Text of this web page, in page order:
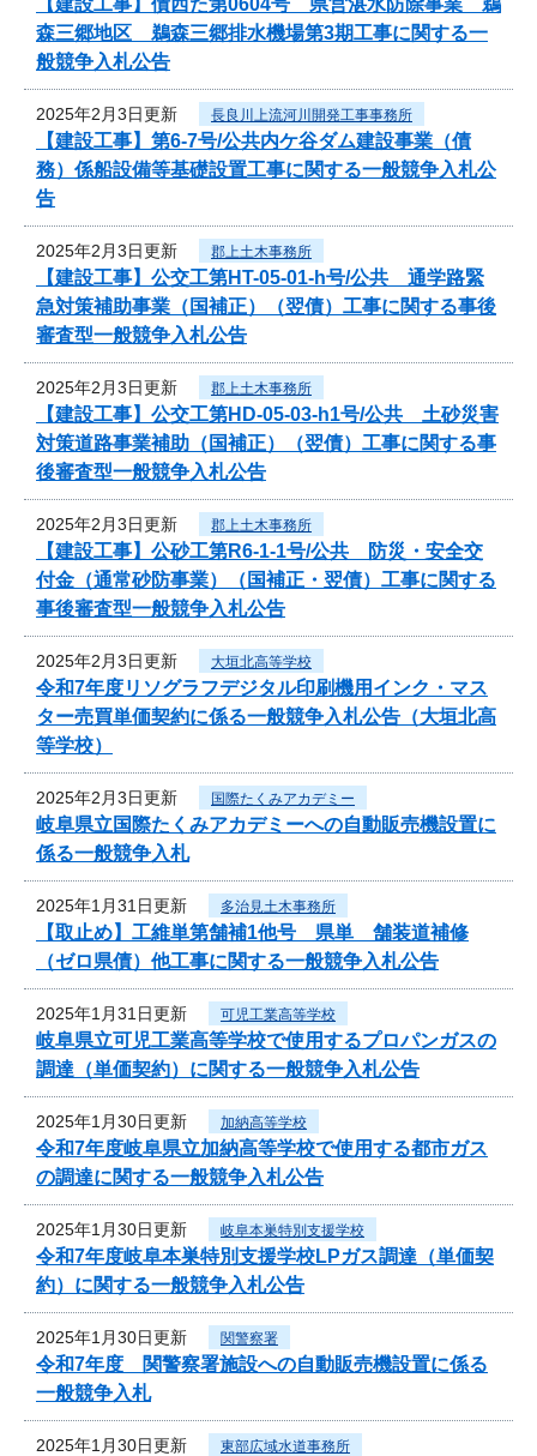
森三郷地区 鵜森三郷排水機場第3期工事に関する一
般競争入札公告
2025年2月3日更新 長良川上流河川開発工事事務所
【建設工事】第6-7号/公共内ケ谷ダム建設事業（債
務）係船設備等基礎設置工事に関する一般競争入札公
告
2025年2月3日更新 郡上土木事務所
【建設工事】公交工第HT-05-01-h号/公共 通学路緊
急対策補助事業（国補正）（翌債）工事に関する事後
審査型一般競争入札公告
2025年2月3日更新 郡上土木事務所
【建設工事】公交工第HD-05-03-h1号/公共 土砂災害
対策道路事業補助（国補正）（翌債）工事に関する事
後審査型一般競争入札公告
2025年2月3日更新 郡上土木事務所
【建設工事】公砂工第R6-1-1号/公共 防災・安全交
付金（通常砂防事業）（国補正・翌債）工事に関する
事後審査型一般競争入札公告
2025年2月3日更新 大垣北高等学校
令和7年度リソグラフデジタル印刷機用インク・マス
ター売買単価契約に係る一般競争入札公告（大垣北高
等学校）
2025年2月3日更新 国際たくみアカデミー
岐阜県立国際たくみアカデミーへの自動販売機設置に
係る一般競争入札
2025年1月31日更新 多治見土木事務所
【取止め】工維単第舗補1他号 県単 舗装道補修
（ゼロ県債）他工事に関する一般競争入札公告
2025年1月31日更新 可児工業高等学校
岐阜県立可児工業高等学校で使用するプロパンガスの
調達（単価契約）に関する一般競争入札公告
2025年1月30日更新 加納高等学校
令和7年度岐阜県立加納高等学校で使用する都市ガス
の調達に関する一般競争入札公告
2025年1月30日更新 岐阜本巣特別支援学校
令和7年度岐阜本巣特別支援学校LPガス調達（単価契
約）に関する一般競争入札公告
2025年1月30日更新 関警察署
令和7年度 関警察署施設への自動販売機設置に係る
一般競争入札
2025年1月30日更新 東部広域水道事務所